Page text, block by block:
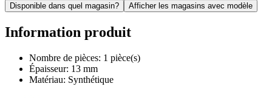
Disponible dans quel magasin? Afficher les magasins avec modèle
Information produit
Nombre de pièces: 1 pièce(s)
Épaisseur: 13 mm
Matériau: Synthétique